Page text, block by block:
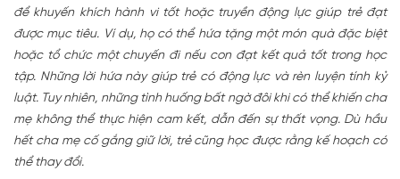
để khuyến khích hành vi tốt hoặc truyền động lực giúp trẻ đạt
được mục tiêu. Ví dụ, họ có thể hứa tặng một món quà đặc biệt
hoặc tổ chức một chuyến đi nếu con đạt kết quả tốt trong học
tập. Những lời hứa này giúp trẻ có động lực và rèn luyện tính kỷ
luật. Tuy nhiên, những tình huống bất ngờ đôi khi có thể khiến cha
mẹ không thể thực hiện cam kết, dẫn đến sự thất vọng. Dù hầu
hết cha mẹ cố gắng giữ lời, trẻ cũng học được rằng kế hoạch có
thể thay đổi.